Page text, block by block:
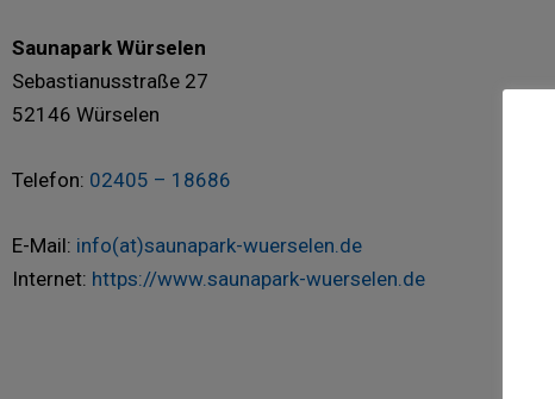
Saunapark Würselen
Sebastianusstraße 27
52146 Würselen
Telefon: 02405 – 18686
E-Mail: info(at)saunapark-wuerselen.de
Internet: https://www.saunapark-wuerselen.de